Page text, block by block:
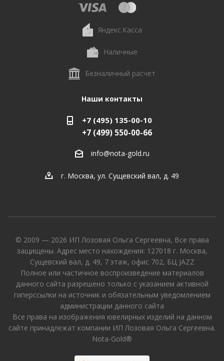
Яндекс.Касса
Наличные
Безналичный расчет
Наши контакты
+7 (495) 135-00-10
+7 (499) 550-00-66
info@nota-gold.ru
г. Москва, ул. Сущевский вал, д. 49
© 2009 — 2026 ИП Лозовая Ольга Сергеевна, Все права
защищены. Адрес место нахождения: 127018 г. Москва,
Сущевский вал, д. 49, 7 этаж, офис 702, БЦ JAZZ
Полное или частичное воспроизведение материалов
данного сайта разрешено только с указанием активной
гиперссылки на источник и обязательным уведомлением
администрации данного сайта
Все права на изображения ювелирных изделий на данном
сайте принадлежат компании ИП Лозовая Ольга Сергеевна.
Nota-Gold®